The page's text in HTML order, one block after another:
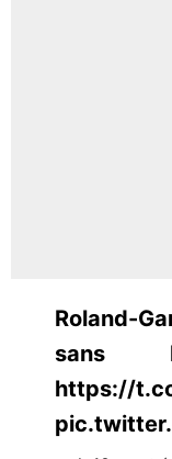
Roland-
sans
https://